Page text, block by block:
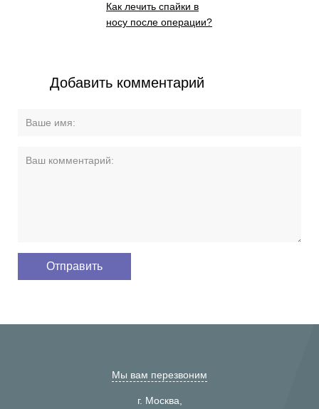
Как лечить спайки в
носу после операции?
Добавить комментарий
Мы вам перезвоним
г. Москва,